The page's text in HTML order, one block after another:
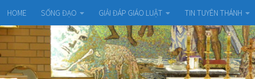
HOME SỐNG ĐẠO GIẢI ĐÁP GIÁO LUẬT TIN TUYÊN THÁNH